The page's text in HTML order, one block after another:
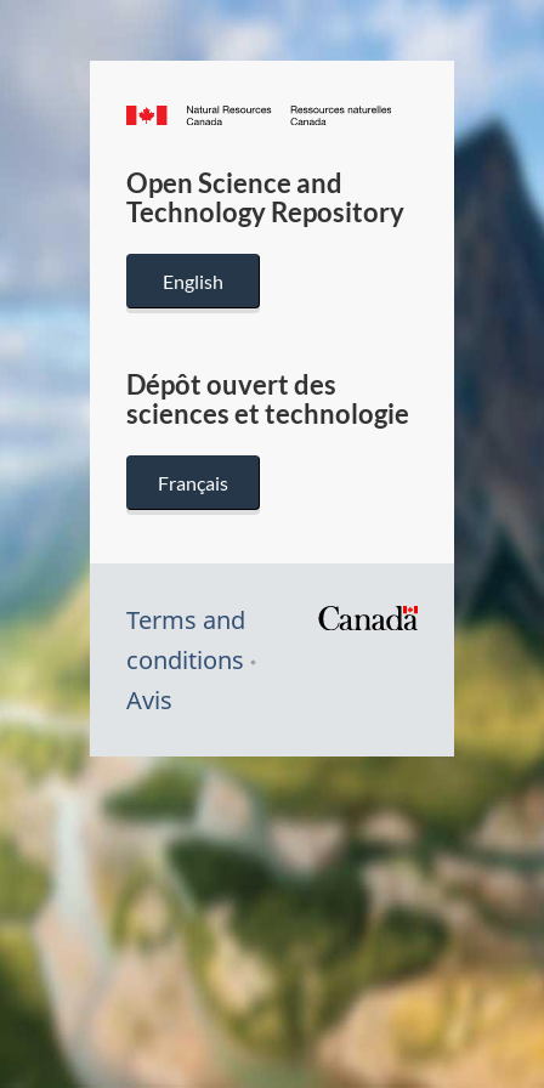
Canada.ca
/
Canada
Open Science and
Technology Repository
English
Dépôt ouvert des
sciences et technologie
Français
Terms and
conditions
Avis
Canada